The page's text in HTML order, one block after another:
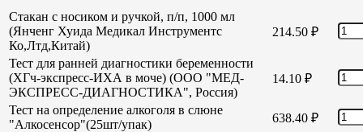
Стакан с носиком и ручкой, п/п, 1000 мл
(Янченг Хуида Медикал Инструментс
Ко,Лтд,Китай)
214.50 ₽
Тест для ранней диагностики беременности
(ХГч-экспресс-ИХА в моче) (ООО "МЕД-
ЭКСПРЕСС-ДИАГНОСТИКА", Россия)
14.10 ₽
Тест на определение алкоголя в слюне
"Алкосенсор"(25шт/упак)
638.40 ₽